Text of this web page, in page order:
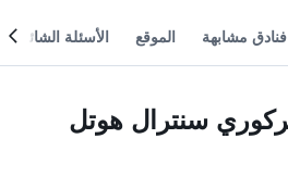
فنادق مشابهة الموقع الأسئلة الشائعة
سنترال هوتل